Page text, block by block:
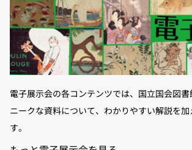
電子展示会の各コンテンツでは、国立国会図
ニークな資料について、わかりやすい解説を
す。